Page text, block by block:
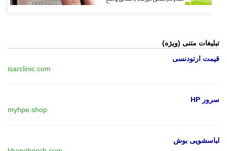
تبلیغات متنی (ویژه)
قیمت ارتودنسی
isarclinic.com
سرور HP
myhpe.shop
لباسشویی بوش